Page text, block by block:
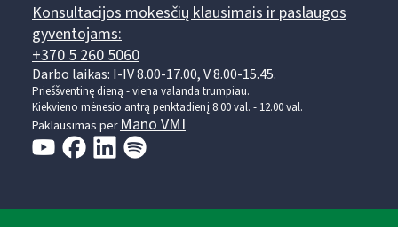
Konsultacijos mokesčių klausimais ir paslaugos
gyventojams:
+370 5 260 5060
Darbo laikas: I-IV 8.00-17.00, V 8.00-15.45.
Prieššventinę dieną - viena valanda trumpiau.
Kiekvieno mėnesio antrą penktadienį 8.00 val. - 12.00 val.
Paklausimas per Mano VMI